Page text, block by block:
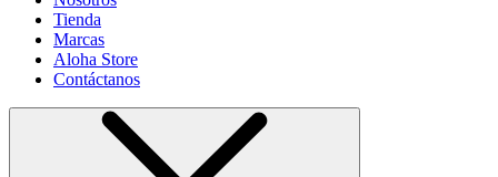
Tienda
Marcas
Aloha Store
Contáctanos